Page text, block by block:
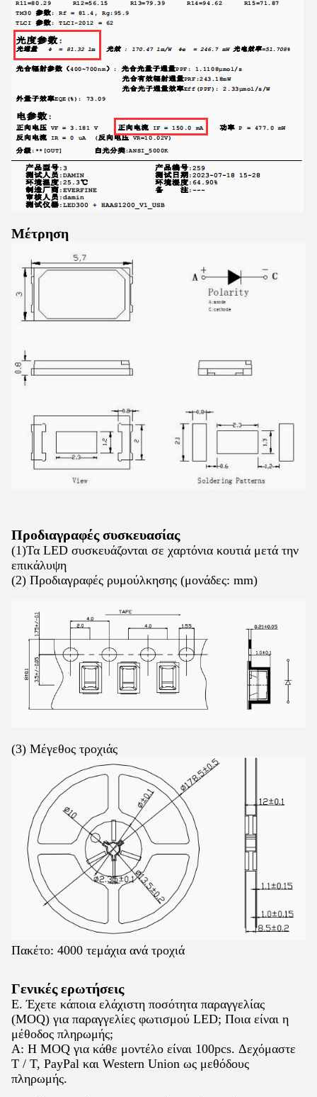
Μέτρηση
Προδιαγραφές συσκευασίας
(1)Τα LED συσκευάζονται σε χαρτόνια κουτιά μετά την
επικάλυψη
(2) Προδιαγραφές ρυμούλκησης (μονάδες: mm)
(3) Μέγεθος τροχιάς
Πακέτο: 4000 τεμάχια ανά τροχιά
Γενικές ερωτήσεις
Ε. Έχετε κάποια ελάχιστη ποσότητα παραγγελίας
(MOQ) για παραγγελίες φωτισμού LED; Ποια είναι η
μέθοδος πληρωμής;
Α: Η MOQ για κάθε μοντέλο είναι 100pcs. Δεχόμαστε
T / T, PayPal και Western Union ως μεθόδους
πληρωμής.